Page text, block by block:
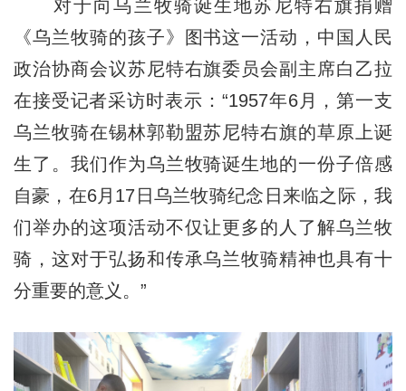
对于向乌兰牧骑诞生地苏尼特右旗捐赠
《乌兰牧骑的孩子》图书这一活动，中国人民
政治协商会议苏尼特右旗委员会副主席白乙拉
在接受记者采访时表示：“1957年6月，第一支
乌兰牧骑在锡林郭勒盟苏尼特右旗的草原上诞
生了。我们作为乌兰牧骑诞生地的一份子倍感
自豪，在6月17日乌兰牧骑纪念日来临之际，我
们举办的这项活动不仅让更多的人了解乌兰牧
骑，这对于弘扬和传承乌兰牧骑精神也具有十
分重要的意义。”